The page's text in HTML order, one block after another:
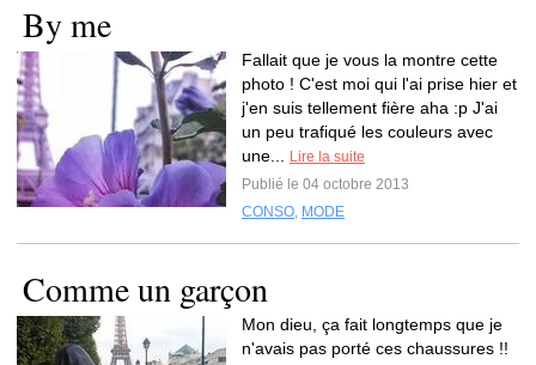
By me
Fallait que je vous la montre cette
photo ! C'est moi qui l'ai prise hier et
j'en suis tellement fière aha :p J'ai
un peu trafiqué les couleurs avec
une...
Lire la suite
Publié le 04 octobre 2013
CONSO, MODE
Comme un garçon
Mon dieu, ça fait longtemps que je
n'avais pas porté ces chaussures !!